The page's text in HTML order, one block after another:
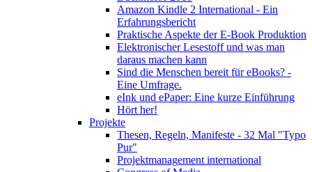
Amazon Kindle 2 International - Ein
Erfahrungsbericht
Praktische Aspekte der E-Book Produktion
Elektronischer Lesestoff und was man
daraus machen kann
Sind die Menschen bereit für eBooks? -
Eine Umfrage.
eInk und ePaper: Eine kurze Einführung
Hört her!
Projekte
Thesen, Regeln, Manifeste - 32 Mal "Typo
Pur"
Projektmanagement international